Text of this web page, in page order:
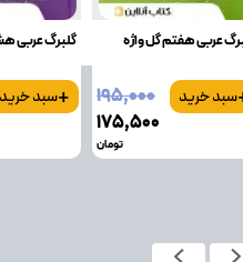
عربی هفتم گل واژه
سبد خرید
۱۹۵٬۰۰۰
۱۷۵٬۵۰۰
تومان
گلبرگ عربی
+سبد خرید